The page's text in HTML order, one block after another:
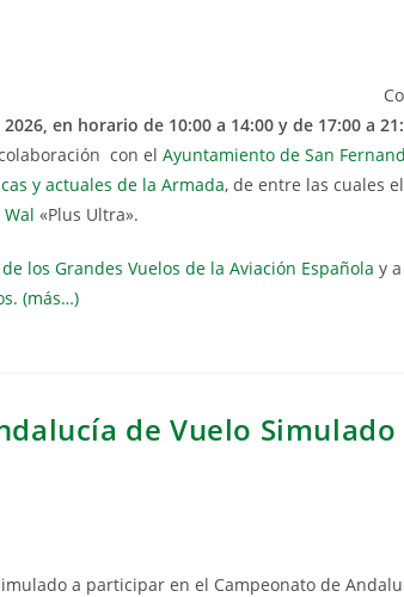
en horario de 10:00 a 14:00 y de 17:00 a
con elAyuntamiento de San
y actuales de la Armada, de entre las cuales
«Plus Ultra».
los Grandes Vuelos de la Aviación Española y
.(más…)
de Vuelo
a participar en el Campeonato de